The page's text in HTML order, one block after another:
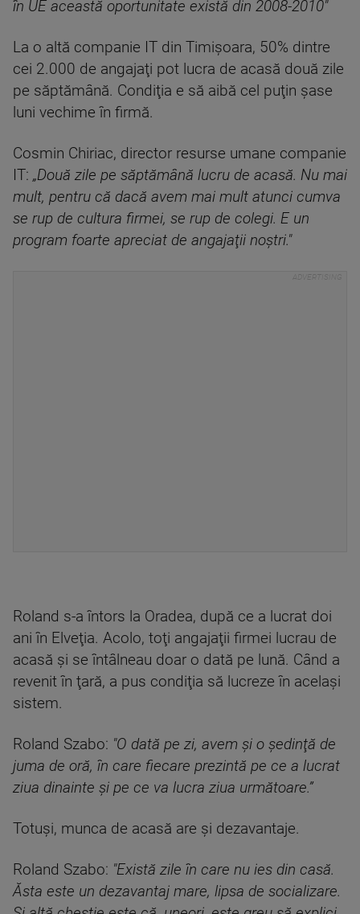
în UE această oportunitate există din 2008-2010"
La o altă companie IT din Timişoara, 50% dintre
cei 2.000 de angajaţi pot lucra de acasă două zile
pe săptămână. Condiţia e să aibă cel puţin şase
luni vechime în firmă.
Cosmin Chiriac, director resurse umane companie
IT: „Două zile pe săptămână lucru de acasă. Nu mai
mult, pentru că dacă avem mai mult atunci cumva
se rup de cultura firmei, se rup de colegi. E un
program foarte apreciat de angajaţii noştri."
Roland s-a întors la Oradea, după ce a lucrat doi
ani în Elveţia. Acolo, toţi angajaţii firmei lucrau de
acasă şi se întâlneau doar o dată pe lună. Când a
revenit în ţară, a pus condiţia să lucreze în acelaşi
sistem.
Roland Szabo: "O dată pe zi, avem şi o şedinţă de
juma de oră, în care fiecare prezintă pe ce a lucrat
ziua dinainte şi pe ce va lucra ziua următoare.”
Totuşi, munca de acasă are şi dezavantaje.
Roland Szabo: "Există zile în care nu ies din casă.
Ăsta este un dezavantaj mare, lipsa de socializare.